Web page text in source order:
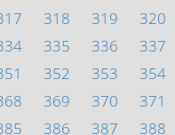
318 319 320
335 336 337
352 353 354
369 370 371
386 387 388